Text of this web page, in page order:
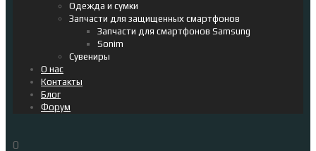
Одежда и сумки
Запчасти для защищенных смартфонов
Запчасти для смартфонов Samsung
Sonim
Сувениры
О нас
Контакты
Блог
Форум
0